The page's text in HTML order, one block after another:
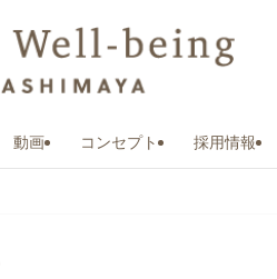
動画 コンセプト 採用情報